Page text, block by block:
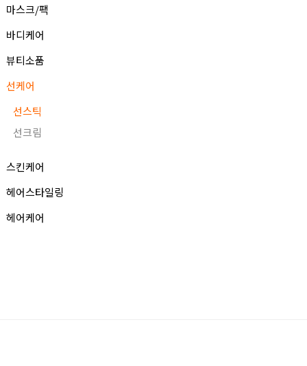
마스크/팩
바디케어
뷰티소품
선케어
선스틱
선크림
스킨케어
헤어스타일링
헤어케어